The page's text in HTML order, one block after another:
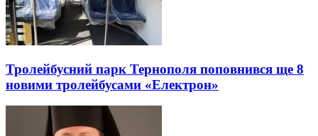
Тролейбусний парк Тернополя поповнився ще 8
новими тролейбусами «Електрон»